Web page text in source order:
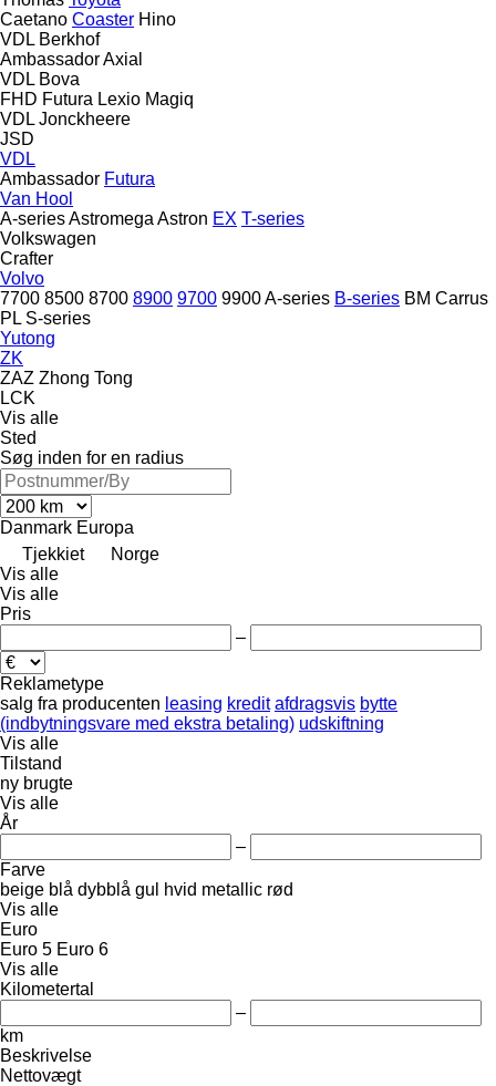
Caetano Coaster Hino
VDL Berkhof
AmbassadorAxial
VDL Bova
FHD Futura Lexio Magiq
VDL Jonckheere
JSD
VDL
Ambassador Futura
Van Hool
A-seriesAstromega Astron EX T-series
Volkswagen
Crafter
Volvo
7700 8500 8700 8900 9700 9900A-series B-series BM Carrus
PL S-series
Yutong
ZK
ZAZ Zhong Tong
LCK
Vis alle
Sted
Søg inden for en radius
Danmark Europa
Tjekkiet
Norge
Vis alle
Vis alle
Pris
–
Reklametype
salg fra producenten leasing kredit afdragsvis bytte
(indbytningsvare med ekstra betaling) udskiftning
Vis alle
Tilstand
ny brugte
Vis alle
År
–
Farve
beige blå dybblå gul hvid metallic rød
Vis alle
Euro
Euro 5 Euro 6
Vis alle
Kilometertal
–
km
Beskrivelse
Nettovægt